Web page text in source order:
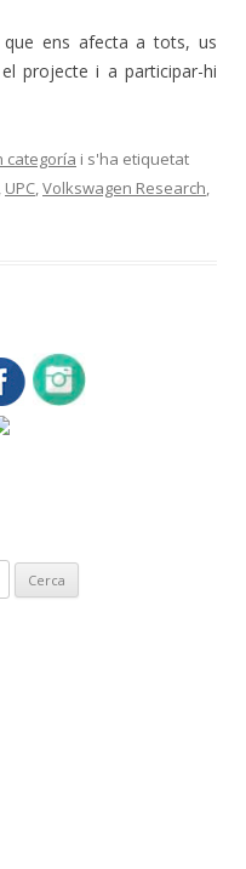
ens afecta a tots, us
projecte i a participar-hi
categoría i s'ha etiquetat
, UPC,Volkswagen Research,